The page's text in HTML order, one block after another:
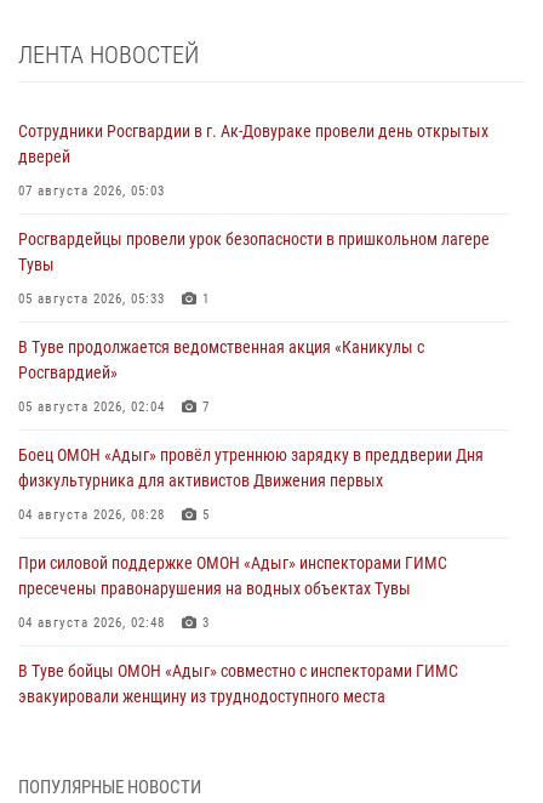
ЛЕНТА НОВОСТЕЙ
Сотрудники Росгвардии в г. Ак-Довураке провели день открытых
дверей
07 августа 2026, 05:03
Росгвардейцы провели урок безопасности в пришкольном лагере
Тувы
05 августа 2026, 05:33 1
В Туве продолжается ведомственная акция «Каникулы с
Росгвардией»
05 августа 2026, 02:04 7
Боец ОМОН «Адыг» провёл утреннюю зарядку в преддверии Дня
физкультурника для активистов Движения первых
04 августа 2026, 08:28 5
При силовой поддержке ОМОН «Адыг» инспекторами ГИМС
пресечены правонарушения на водных объектах Тувы
04 августа 2026, 02:48 3
В Туве бойцы ОМОН «Адыг» совместно с инспекторами ГИМС
эвакуировали женщину из труднодоступного места
Росгвардия проверила организацию отдыха детей в детских
ПОПУЛЯРНЫЕ НОВОСТИ